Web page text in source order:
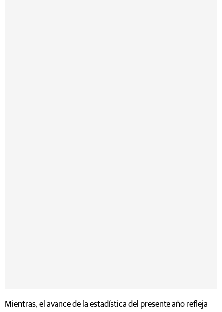
Mientras, el avance de la estadística del presente año refleja